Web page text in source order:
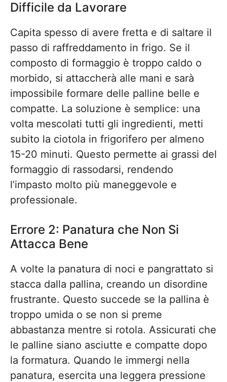
Difficile da Lavorare
Capita spesso di avere fretta e di saltare il
passo di raffreddamento in frigo. Se il
composto di formaggio è troppo caldo o
morbido, si attaccherà alle mani e sarà
impossibile formare delle palline belle e
compatte. La soluzione è semplice: una
volta mescolati tutti gli ingredienti, metti
subito la ciotola in frigorifero per almeno
15-20 minuti. Questo permette ai grassi del
formaggio di rassodarsi, rendendo
l’impasto molto più maneggevole e
professionale.
Errore 2: Panatura che Non Si
Attacca Bene
A volte la panatura di noci e pangrattato si
stacca dalla pallina, creando un disordine
frustrante. Questo succede se la pallina è
troppo umida o se non si preme
abbastanza mentre si rotola. Assicurati che
le palline siano asciutte e compatte dopo
la formatura. Quando le immergi nella
panatura, esercita una leggera pressione